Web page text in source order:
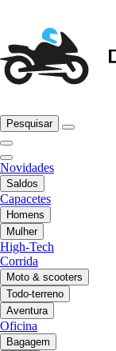
Pesquisar
Novidades
Saldos
Capacetes
Homens
Mulher
High-Tech
Corrida
Moto & scooters
Todo-terreno
Aventura
Oficina
Bagagem